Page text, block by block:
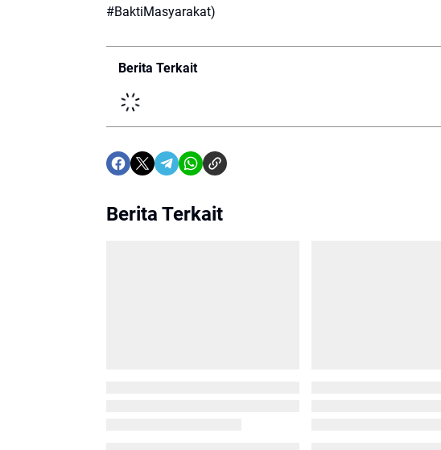
#BaktiMasyarakat)
Berita Terkait
Berita Terkait